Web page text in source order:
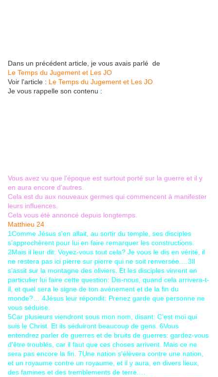
Dans un précédent article, je vous avais parlé de
Le Temps du Jugement et Les JO
Voir l'article : Le Temps du Jugement et Les JO
Je vous rappelle son contenu :
Vous avez vu que l'époque est surtout porté sur la guerre et il y
en aura encore d'autres.
Cela est du aux nouveaux germes qui commencent à manifester
leurs influences.
Cela vous été annoncé depuis longtemps.
Matthieu 24
1Comme Jésus s'en allait, au sortir du temple, ses disciples
s'approchèrent pour lui en faire remarquer les constructions.
2Mais il leur dit: Voyez-vous tout cela? Je vous le dis en vérité, il
ne restera pas ici pierre sur pierre qui ne soit renversée.… 3Il
s'assit sur la montagne des oliviers. Et les disciples vinrent en
particulier lui faire cette question: Dis-nous, quand cela arrivera-t-
il, et quel sera le signe de ton avènement et de la fin du
monde?… 4Jésus leur répondit: Prenez garde que personne ne
vous séduise.
5Car plusieurs viendront sous mon nom, disant: C'est moi qui
suis le Christ. Et ils séduiront beaucoup de gens. 6Vous
entendrez parler de guerres et de bruits de guerres: gardez-vous
d'être troublés, car il faut que ces choses arrivent. Mais ce ne
sera pas encore la fin. 7Une nation s'élèvera contre une nation,
et un royaume contre un royaume, et il y aura, en divers lieux,
des famines et des tremblements de terre.…